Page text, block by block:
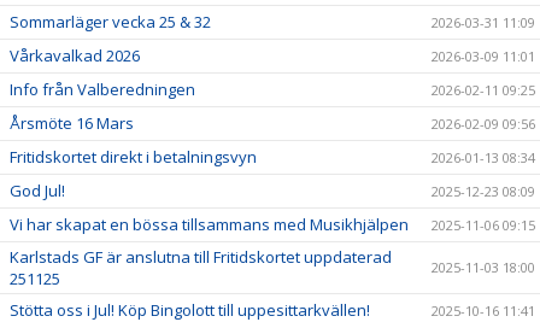
Sommarläger vecka 25 & 32 2026-03-31 11:09
Vårkavalkad 2026 2026-03-09 11:01
Info från Valberedningen 2026-02-11 09:25
Årsmöte 16 Mars 2026-02-09 09:56
Fritidskortet direkt i betalningsvyn 2026-01-13 08:34
God Jul! 2025-12-23 08:09
Vi har skapat en bössa tillsammans med Musikhjälpen 2025-11-06 09:15
Karlstads GF är anslutna till Fritidskortet uppdaterad
251125
2025-11-03 18:00
Stötta oss i Jul! Köp Bingolott till uppesittarkvällen! 2025-10-16 11:41